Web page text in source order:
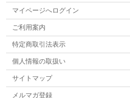
マイページへログイン
ご利用案内
特定商取引法表示
個人情報の取扱い
サイトマップ
メルマガ登録